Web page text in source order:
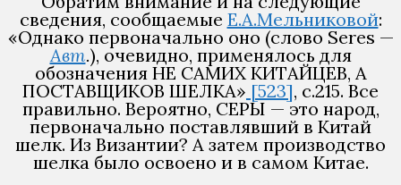
сведения, сообщаемые Е.А.Мельниковой:
«Однако первоначально оно (слово Seres —
Авт.), очевидно, применялось для
обозначения НЕ САМИХ КИТАЙЦЕВ, А
ПОСТАВЩИКОВ ШЕЛКА» [523], с.215. Все
правильно. Вероятно, СЕРЫ — это народ,
первоначально поставлявший в Китай
шелк. Из Византии? А затем производство
шелка было освоено и в самом Китае.